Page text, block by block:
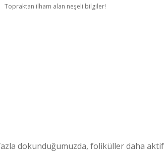
Topraktan ilham alan neşeli bilgiler!
fazla dokunduğumuzda, foliküller daha aktif